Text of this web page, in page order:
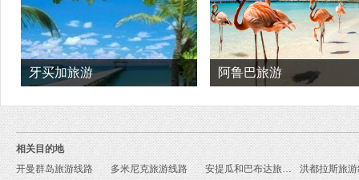
牙买加旅游 阿鲁巴旅游
相关目的地
开曼群岛旅游线路
多米尼克旅游线路 安提瓜和巴布达旅游线路
洪都拉斯旅